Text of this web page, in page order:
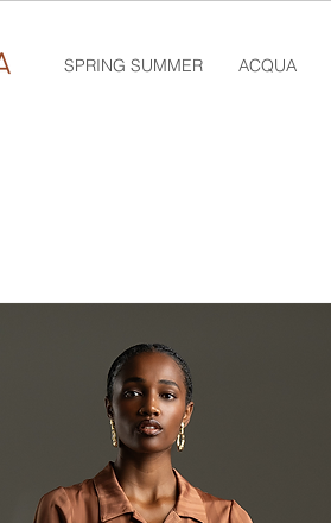
SPRING SUMMER ACQUA